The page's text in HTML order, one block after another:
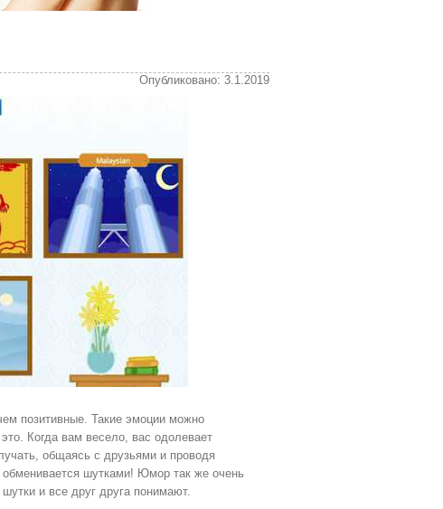
Опубликовано: 3.1.2019
позитивные. Такие эмоции можно
Когда вам весело, вас одолевает
общаясь с друзьями и проводя
шутками! Юмор так же очень
и все друг друга понимают.